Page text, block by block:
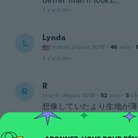
il y a 6 ans
L Lynda
Inscrit depuis 2018 · 46 avis ·
il y a 6 ans
R R
Inscrit depuis 2018 · 52 avis · 3
想像していたより生地が
il y a 6 ans